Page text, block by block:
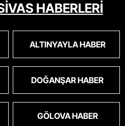
HABERLERİ
ALTINYAYLA HABER
DOĞANŞAR HABER
GÖLOVA HABER